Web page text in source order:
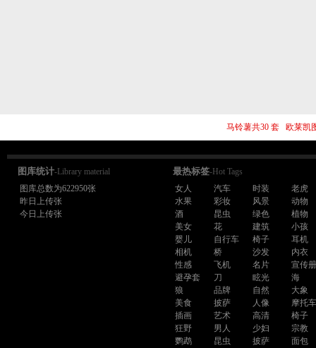
马铃薯共30 套 欧莱
图库统计-Library material
图库总数为622950张
昨日上传张
今日上传张
最热标签-Hot Tags
女人
汽车 时装
老虎
水果
彩妆 风景
动物
酒
昆虫 绿色
植物
美女
花 建筑
小孩
婴儿
自行车 椅子
耳机
相机
桥 沙发
内衣
性感
飞机 名片
宣传册
避孕套
刀 眩光
海
狼
品牌 自然
大象
美食
披萨 人像
摩托车
插画
艺术 高清
椅子
狂野
男人 少妇
宗教
鹦鹉
昆虫 披萨
面包